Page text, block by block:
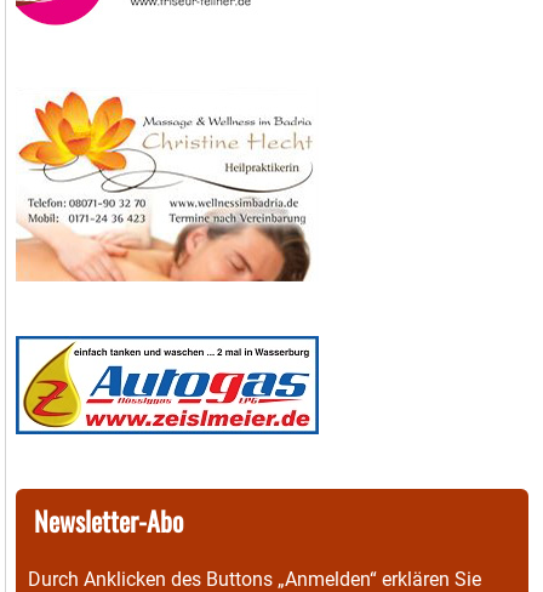
Newsletter-Abo
Durch Anklicken des Buttons „Anmelden“ erklären Sie